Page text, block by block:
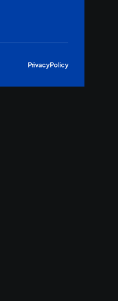
Privacy Policy